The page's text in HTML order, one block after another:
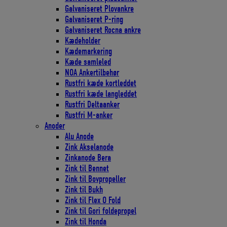
Galvaniseret Plovankre
Galvaniseret P-ring
Galvaniseret Rocna ankre
Kædeholder
Kædemarkering
Kæde samleled
NOA Ankertilbehør
Rustfri kæde kortleddet
Rustfri kæde langleddet
Rustfri Deltaanker
Rustfri M-anker
Anoder
Alu Anode
Zink Akselanode
Zinkanode Bera
Zink til Bennet
Zink til Bovpropeller
Zink til Bukh
Zink til Flex O Fold
Zink til Gori foldepropel
Zink til Honda